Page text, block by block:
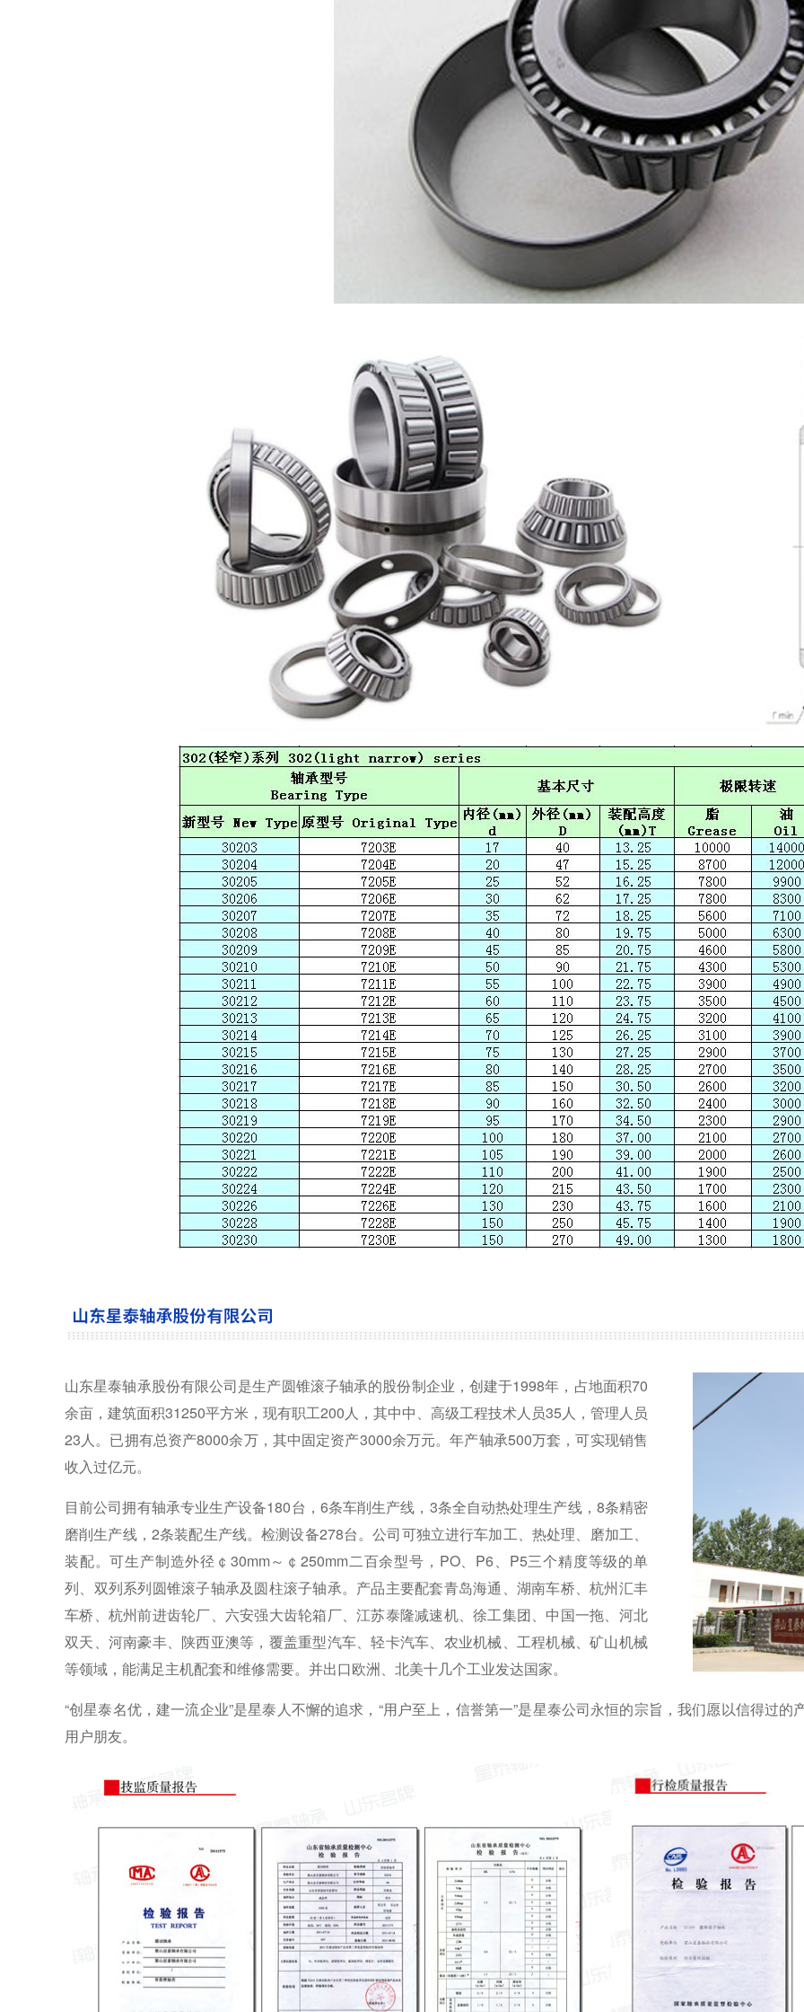
山东星泰轴承股份有限公司是生产圆锥滚子轴承的股份制企业，创建于1998年，占地面积70
余亩，建筑面积31250平方米，现有职工200人，其中中、高级工程技术人员35人，管理人员
23人。已拥有总资产8000余万，其中固定资产3000余万元。年产轴承500万套，可实现销售
收入过亿元。
目前公司拥有轴承专业生产设备180台，6条车削生产线，3条全自动热处理生产线，8条精密
磨削生产线，2条装配生产线。检测设备278台。公司可独立进行车加工、热处理、磨加工、
装配。可生产制造外径￠30mm～￠250mm二百余型号，PO、P6、P5三个精度等级的单
列、双列系列圆锥滚子轴承及圆柱滚子轴承。产品主要配套青岛海通、湖南车桥、杭州汇丰
车桥、杭州前进齿轮厂、六安强大齿轮箱厂、江苏泰隆减速机、徐工集团、中国一拖、河北
双天、河南豪丰、陕西亚澳等，覆盖重型汽车、轻卡汽车、农业机械、工程机械、矿山机械
等领域，能满足主机配套和维修需要。并出口欧洲、北美十几个工业发达国家。
“创星泰名优，建一流企业”是星泰人不懈的追求，“用户至上，信誉第一”是星泰公司永恒的宗旨，我们愿以信得过
用户朋友。